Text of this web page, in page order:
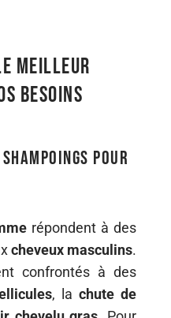
meilleur
besoins